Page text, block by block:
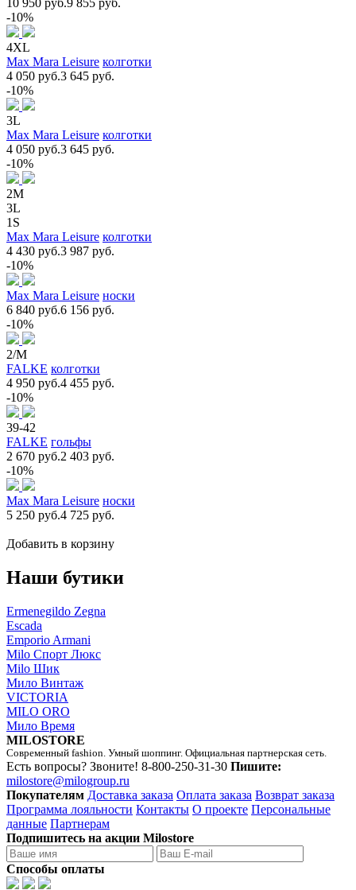
-10%
4XL
Max Mara Leisure колготки
4 050 руб.3 645 руб.
-10%
3L
Max Mara Leisure колготки
4 050 руб.3 645 руб.
-10%
2M
3L
1S
Max Mara Leisure колготки
4 430 руб.3 987 руб.
-10%
Max Mara Leisure носки
6 840 руб.6 156 руб.
-10%
2/M
FALKE колготки
4 950 руб.4 455 руб.
-10%
39-42
FALKE гольфы
2 670 руб.2 403 руб.
-10%
Max Mara Leisure носки
5 250 руб.4 725 руб.
Добавить в корзину
Наши бутики
Ermenegildo Zegna
Escada
Emporio Armani
Milo Спорт Люкс
Milo Шик
Мило Винтаж
VICTORIA
MILO ORO
Мило Время
MILOSTORE
Современный fashion. Умный шоппинг. Официальная партнерская сеть.
Есть вопросы? Звоните! 8-800-250-31-30 Пишите:
milostore@milogroup.ru
Покупателям Доставка заказа Оплата заказа Возврат заказа
Программа лояльности Контакты О проекте Персональные
данные Партнерам
Подпишитесь на акции Milostore
Способы оплаты